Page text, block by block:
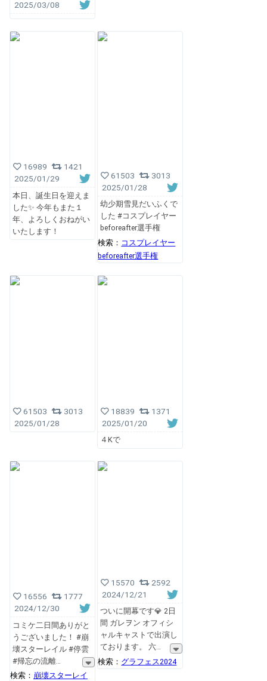
2025/03/08
16989
1421
2025/01/29
本日、誕生日を迎えま
した✨ 今年もまた１
年、よろしくおねがい
いたします！
61503
3013
2025/01/28
幼少期雪見だいふくで
した #コスプレイヤー
beforeafter選手権
検索： コスプレイヤー
beforeafter選手権
61503
3013
2025/01/28
18839
1371
2025/01/20
４Kで
16556
1777
2024/12/30
コミケ二日間ありがと
うございました！ #崩
壊スターレイル #停雲
#帰忘の流離
検索： 崩壊スターレイ
15570
2592
2024/12/21
ついに開幕です💎 2日
間 ガレヲン オフィシ
ャルキャストで出演し
ております。 六
検索： グラフェス2024